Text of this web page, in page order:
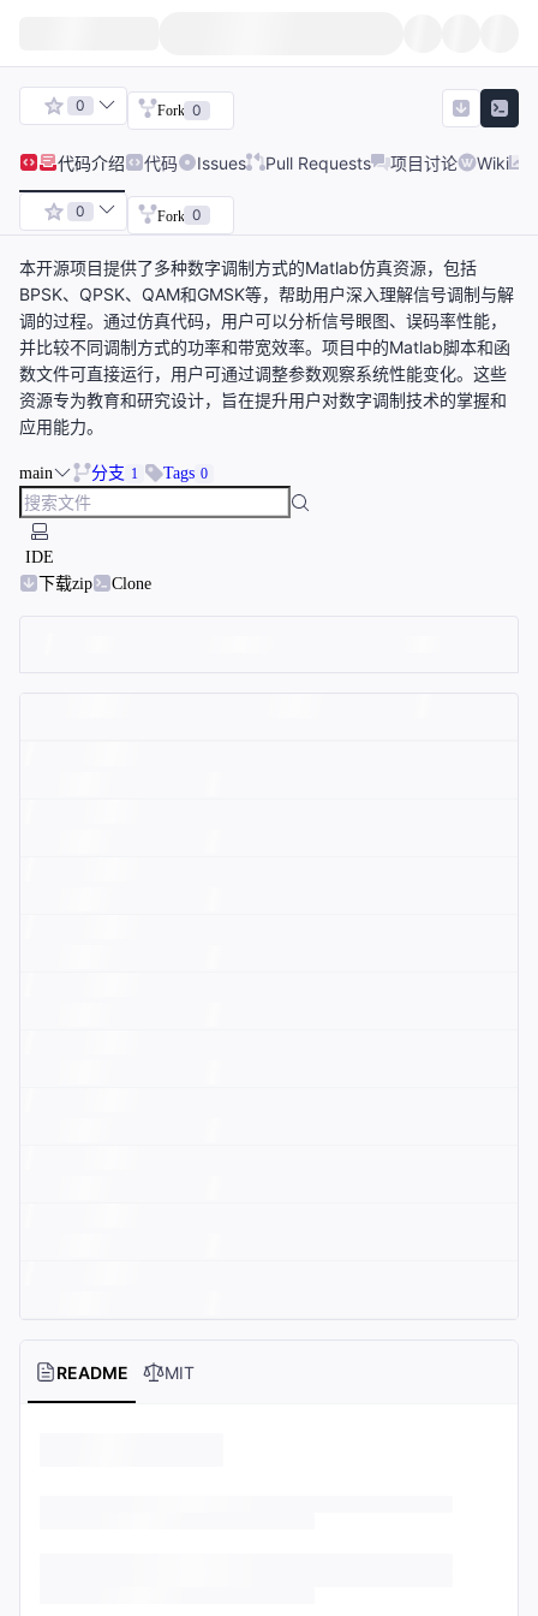
0 Fork 0
代码介绍 代码 Issues Pull Requests 项目讨论 Wiki
0 Fork 0
本开源项目提供了多种数字调制方式的Matlab仿真资源，包括
BPSK、QPSK、QAM和GMSK等，帮助用户深入理解信号调制与解
调的过程。通过仿真代码，用户可以分析信号眼图、误码率性能，
并比较不同调制方式的功率和带宽效率。项目中的Matlab脚本和函
数文件可直接运行，用户可通过调整参数观察系统性能变化。这些
资源专为教育和研究设计，旨在提升用户对数字调制技术的掌握和
应用能力。
main 分支 1 Tags 0
IDE
下载zip
Clone
README MIT